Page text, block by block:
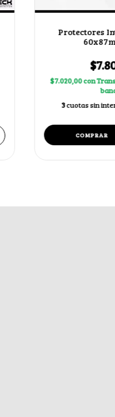
Protectores
$7.020,00con
3cuotas sin